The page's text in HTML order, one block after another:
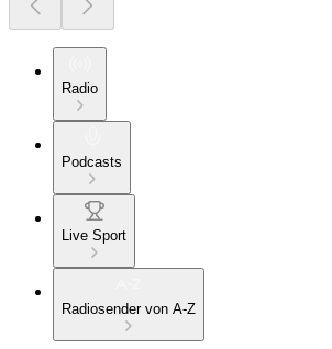
Radio
Podcasts
Live Sport
Radiosender von A-Z